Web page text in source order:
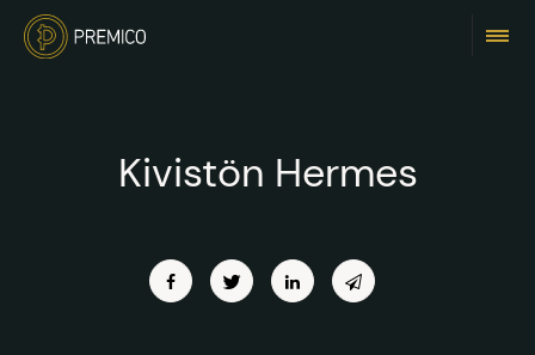
Kivistön Hermes